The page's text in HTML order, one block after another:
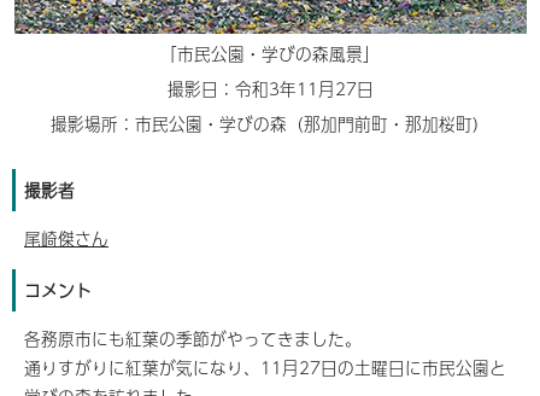
「市民公園・学びの森風景」
撮影日：令和3年11月27日
撮影場所：市民公園・学びの森（那加門前町・那加桜町）
撮影者
尾崎傑さん
コメント
各務原市にも紅葉の季節がやってきました。
通りすがりに紅葉が気になり、11月27日の土曜日に市民公園と